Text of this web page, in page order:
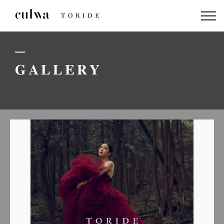
GALLERY
ABOUT US
PACKAGE
STAFF
GALLERY
BLOG
LINEでのお問い合わせはこちら